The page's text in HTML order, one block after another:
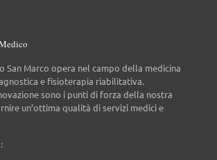
San Marco opera nel campo della medicina
e fisioterapia riabilitativa.
sono i punti di forza della nostra
un’ottima qualità di servizi medici e